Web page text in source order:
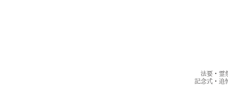
法要・霊
記念式・追